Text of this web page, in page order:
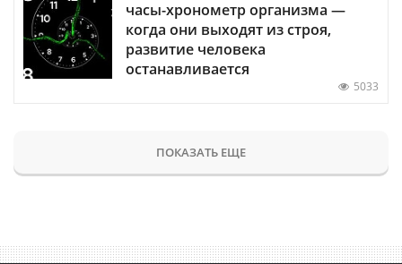
часы-хронометр организма —
когда они выходят из строя,
развитие человека
останавливается
5033
ПОКАЗАТЬ ЕЩЕ